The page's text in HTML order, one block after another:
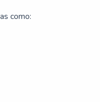
como: